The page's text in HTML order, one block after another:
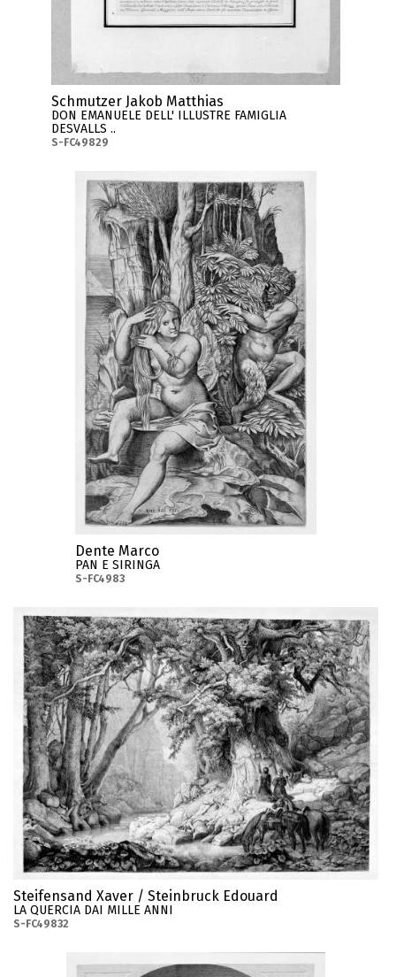
Schmutzer Jakob Matthias
DON EMANUELE DELL' ILLUSTRE FAMIGLIA
DESVALLS ..
S-FC49829
Dente Marco
PAN E SIRINGA
S-FC4983
Steifensand Xaver / Steinbruck Edouard
LA QUERCIA DAI MILLE ANNI
S-FC49832